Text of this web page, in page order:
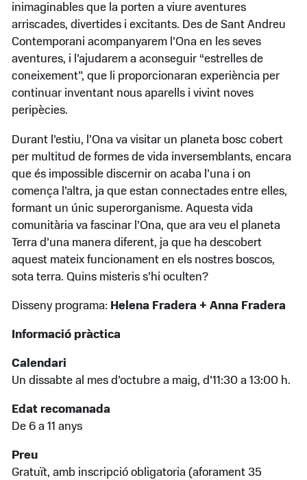
inimaginables que la porten a viure aventures
arriscades, divertides i excitants. Des de Sant Andreu
Contemporani acompanyarem l’Ona en les seves
aventures, i l’ajudarem a aconseguir “estrelles de
coneixement”, que li proporcionaran experiència per
continuar inventant nous aparells i vivint noves
peripècies.
Durant l’estiu, l’Ona va visitar un planeta bosc cobert
per multitud de formes de vida inversemblants, encara
que és impossible discernir on acaba l’una i on
comença l’altra, ja que estan connectades entre elles,
formant un únic superorganisme. Aquesta vida
comunitària va fascinar l’Ona, que ara veu el planeta
Terra d’una manera diferent, ja que ha descobert
aquest mateix funcionament en els nostres boscos,
sota terra. Quins misteris s’hi oculten?
Disseny programa: Helena Fradera + Anna Fradera
Informació pràctica
Calendari
Un dissabte al mes d’octubre a maig, d’11:30 a 13:00 h.
Edat recomanada
De 6 a 11 anys
Preu
Gratuït, amb inscripció obligatoria (aforament 35